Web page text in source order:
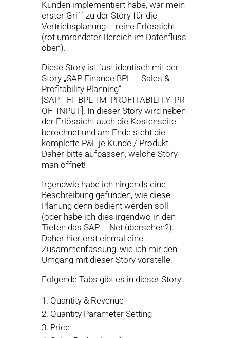
Kunden implementiert habe, war mein
erster Griff zu der Story für die
Vertriebsplanung – reine Erlössicht
(rot umrandeter Bereich im Datenfluss
oben).
Diese Story ist fast identisch mit der
Story „SAP Finance BPL – Sales &
Profitability Planning“
[SAP__FI_BPL_IM_PROFITABILITY_PR
OF_INPUT]. In dieser Story wird neben
der Erlössicht auch die Kostenseite
berechnet und am Ende steht die
komplette P&L je Kunde / Produkt.
Daher bitte aufpassen, welche Story
man öffnet!
Irgendwie habe ich nirgends eine
Beschreibung gefunden, wie diese
Planung denn bedient werden soll
(oder habe ich dies irgendwo in den
Tiefen das SAP – Net übersehen?).
Daher hier erst einmal eine
Zusammenfassung, wie ich mir den
Umgang mit dieser Story vorstelle.
Folgende Tabs gibt es in dieser Story:
Quantity & Revenue
Quantity Parameter Setting
Price